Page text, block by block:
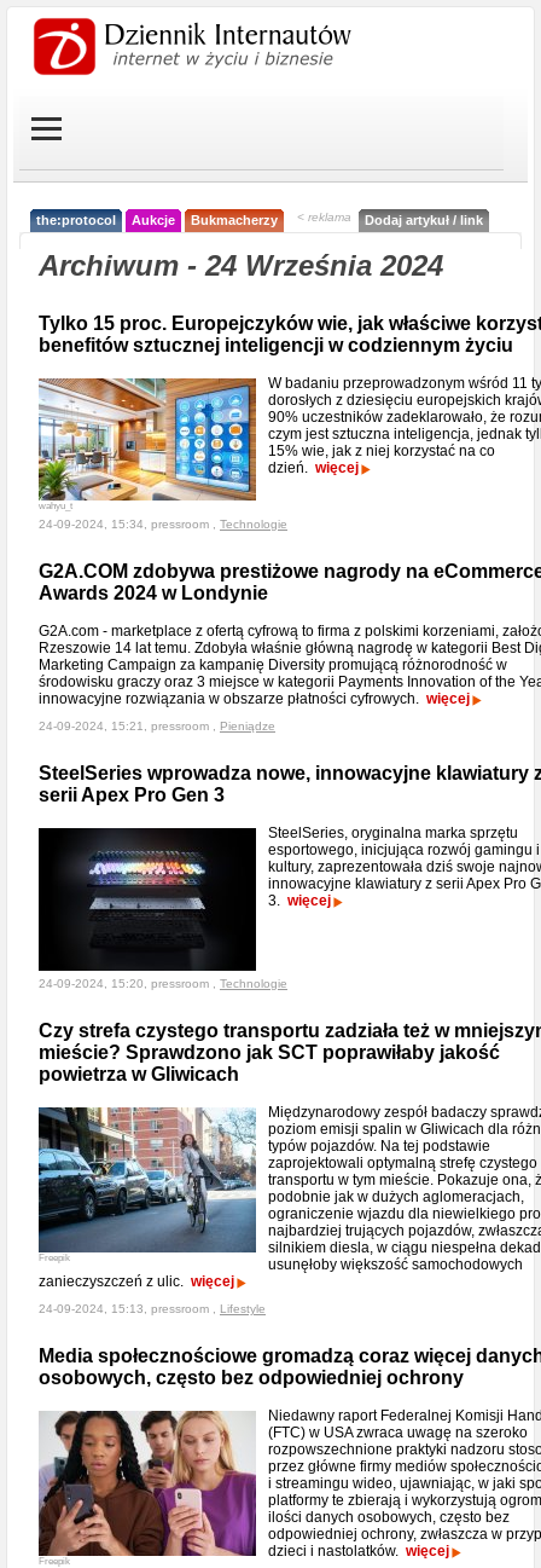
the:protocol Aukcje Bukmacherzy < reklama Dodaj artykuł / link
Archiwum - 24 Września 2024
Tylko 15 proc. Europejczyków wie, jak właściwe
benefitów sztucznej inteligencji w codziennym życiu
wahyu_t
W badaniu przeprowadzonym wśród 11
dorosłych z dziesięciu europejskich
90% uczestników zadeklarowało, że
czym jest sztuczna inteligencja, jednak
15% wie, jak z niej korzystać na co
dzień. więcej
24-09-2024, 15:34, pressroom , Technologie
G2A.COM zdobywa prestiżowe nagrody na
Awards 2024 w Londynie
G2A.com - marketplace z ofertą cyfrową to firma z polskimi korzeniami,
Rzeszowie 14 lat temu. Zdobyła właśnie główną nagrodę w kategorii Best
Marketing Campaign za kampanię Diversity promującą różnorodność w
środowisku graczy oraz 3 miejsce w kategorii Payments Innovation of the
innowacyjne rozwiązania w obszarze płatności cyfrowych. więcej
24-09-2024, 15:21, pressroom , Pieniądze
SteelSeries wprowadza nowe, innowacyjne klawiatury
serii Apex Pro Gen 3
SteelSeries, oryginalna marka sprzętu
esportowego, inicjująca rozwój gamingu i
kultury, zaprezentowała dziś swoje
innowacyjne klawiatury z serii Apex Pro
3. więcej
24-09-2024, 15:20, pressroom , Technologie
Czy strefa czystego transportu zadziała też w
mieście? Sprawdzono jak SCT poprawiłaby jakość
powietrza w Gliwicach
Freepik
Międzynarodowy zespół badaczy
poziom emisji spalin w Gliwicach dla
typów pojazdów. Na tej podstawie
zaprojektowali optymalną strefę czystego
transportu w tym mieście. Pokazuje ona,
podobnie jak w dużych aglomeracjach,
ograniczenie wjazdu dla niewielkiego
najbardziej trujących pojazdów,
silnikiem diesla, w ciągu niespełna
usunęłoby większość samochodowych
zanieczyszczeń z ulic. więcej
24-09-2024, 15:13, pressroom , Lifestyle
Media społecznościowe gromadzą coraz więcej
osobowych, często bez odpowiedniej ochrony
Freepik
Niedawny raport Federalnej Komisji
(FTC) w USA zwraca uwagę na szeroko
rozpowszechnione praktyki nadzoru
przez główne firmy mediów
i streamingu wideo, ujawniając, w jaki
platformy te zbierają i wykorzystują
ilości danych osobowych, często bez
odpowiedniej ochrony, zwłaszcza w
dzieci i nastolatków. więcej